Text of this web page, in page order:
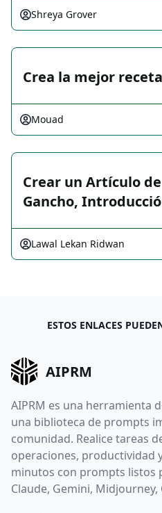
Shreya Grover
Crea la mejor
Mouad
Crear un Artículo
Gancho,
Lawal Lekan Ridwan
ESTOS ENLACES
AIPRM
AIPRM es una herramienta
una biblioteca de prompts
comunidad. Realice tareas
operaciones, productividad
minutos con prompts listos
Claude, Gemini,